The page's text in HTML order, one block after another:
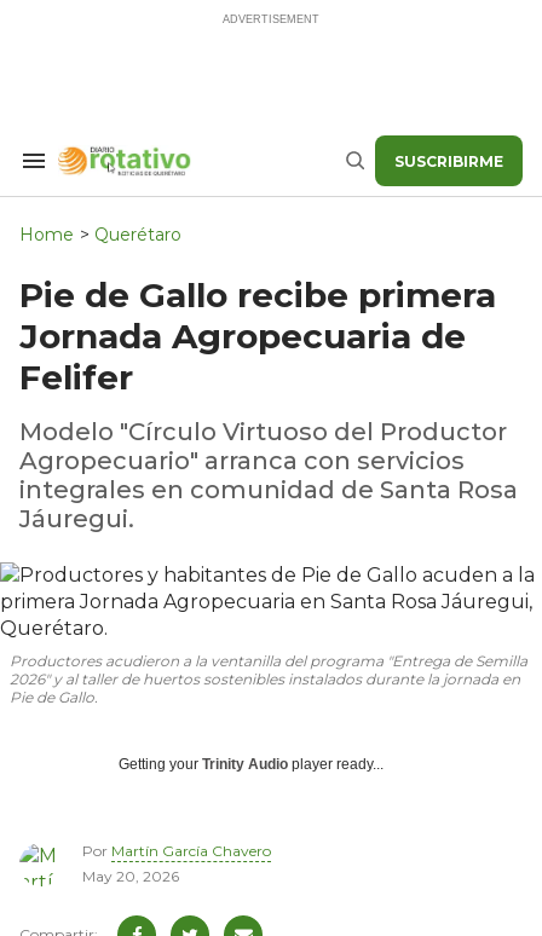
Search
Navigation
Buscar SUSCRIBIRME
Home > Querétaro
Pie de Gallo recibe primera
Jornada Agropecuaria de
Felifer
Modelo "Círculo Virtuoso del Productor
Agropecuario" arranca con servicios
integrales en comunidad de Santa Rosa
Jáuregui.
Productores acudieron a la ventanilla del programa "Entrega de Semilla
2026" y al taller de huertos sostenibles instalados durante la jornada en
Pie de Gallo.
Getting your Trinity Audio player ready...
Por Martín García Chavero
May 20, 2026